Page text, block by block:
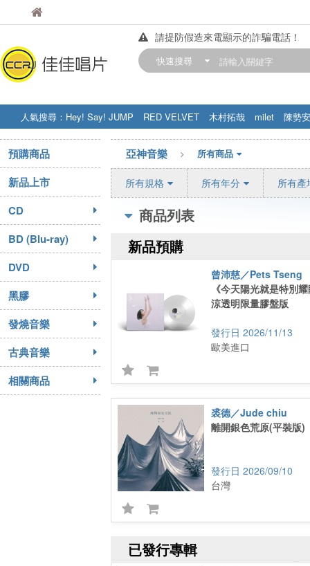
佳佳唱片
請提防假造來電顯示的詐騙電話！
【中華門市營業時間調整公告】
快速搜尋
人氣搜尋： Hey! Say! JUMP RED VELVET 木村拓哉 milet
陳勢安
STRAY KIDS
盧廣仲 周杰伦
預購商品
新品上市
CD
BD (Blu-ray)
DVD
黑膠
發燒音樂
古典音樂
相關商品
亞神音樂 所有商品
所有規格 所有年分 所有產
商品列表
新品預購
曾沛慈／Pets Tseng
《今天陽光就是特別
涼透明限量膠盤版
2026/11/13
歐美進口
裘德／Jude chiu
離開銀色荒原(平裝版)
2026/09/10
台灣
已發行專輯